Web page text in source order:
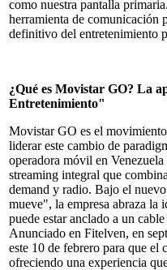
como nuestra pantalla
herramienta de comunicación
definitivo del entretenimiento
¿Qué es Movistar GO? La
Entretenimiento"
Movistar GO es el
liderar este cambio de
operadora móvil en
streaming integral que
demand y radio. Bajo el
mueve", la empresa abraza la
puede estar anclado a un
Anunciado en Fitelven, en
este 10 de febrero para que el
ofreciendo una experiencia